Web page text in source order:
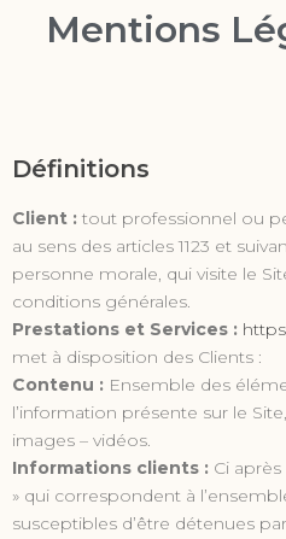
Mentions
Définitions
Client : tout professionnel ou
au sens des articles 1123 et
personne morale, qui visite le
conditions générales.
Prestations et Services :
met à disposition des Clients :
Contenu : Ensemble des
l’information présente sur le
images – vidéos.
Informations clients : Ci
» qui correspondent à
susceptibles d’être détenues par